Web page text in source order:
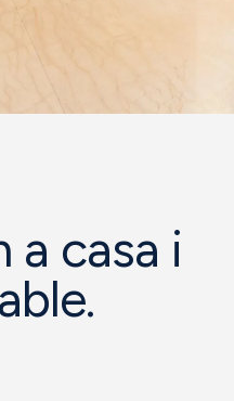
a casa i